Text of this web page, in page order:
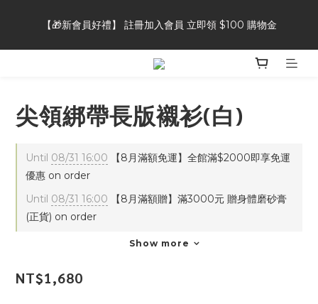
【🎁新會員好禮】 註冊加入會員 立即領 $100 購物金
【👥好友推薦獎勵】推薦好友加入會員，自己&好友都可獲得 $50
【⭐商品評論】完成商品評論，即可獲得 20 點會員點數
【🎁新會員好禮】 註冊加入會員 立即領 $100 購物金
尖領綁帶長版襯衫(白)
Until 08/31 16:00 【8月滿額免運】全館滿$2000即享免運
優惠 on order
Until 08/31 16:00 【8月滿額贈】滿3000元 贈身體磨砂膏
(正貨) on order
Show more
NT$1,680